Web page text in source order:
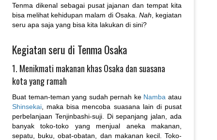
Tenma dikenal sebagai pusat jajanan dan tempat kita
bisa melihat kehidupan malam di Osaka. Nah , kegiatan
seru apa saja yang bisa kita lakukan di sini?
Kegiatan seru di Tenma Osaka
1. Menikmati makanan khas Osaka dan suasana
kota yang ramah
Buat teman-teman yang sudah pernah ke Namba atau
Shinsekai , maka bisa mencoba suasana lain di pusat
perbelanjaan Tenjinbashi-suji. Di sepanjang jalan, ada
banyak toko-toko yang menjual aneka makanan,
sepatu, buku, obat-obatan, dan makanan kecil. Toko-